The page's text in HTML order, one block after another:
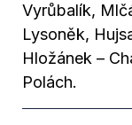
Vyrůbalík,
Lysoněk,
Hložánek –
Polách.